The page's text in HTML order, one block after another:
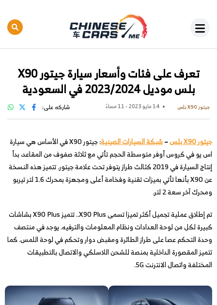
تعرف على فئات وأسعار سيارة جيتور X90
بلس موديل 2023/2024 في السعودية
جيتور X90 بلس 14 مايو 2023 - 11 مساءً شاركه على:
جيتور X90 بلس –شبكة السيارات الصينية
: جيتور X90 في الأساس هي سيارة
اس يو في كروس أوفر متوسطة الحجم تأتي مع ثلاثة صفوف من المقاعد، بدأ
إنتاج السيارة في 2019 كثالث طراز يتوفر تحت علامة جيتور. تتميز هذه النسخة
عن X90 بأنها تأتي بميزات تقنية وفخامة أعلى ومجهزة بمحرك 1.6 لتر تيربو
ومحرك آخر سعة 2 لتر.
تم إطلاق عملية تجميل أكثر تميزا تسمى X90 Plus.. تتميز X90 Plus بشاشات
كبيرة لكل من لوحة العدادات ونظام المعلومات والترفيه. يوجد في منتصف
وحدة التحكم عصا على طراز الطائرة ومقبض دوار وتحكم في لوحة اللمس. كما
تتميز المقصورة الداخلية بمنصة للشحن اللاسلكي والاتصال بالتطبيقات
المختلفة واتصال الانترنت 5G.